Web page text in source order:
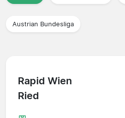
Austrian Bundesliga
Rapid Wien
Ried